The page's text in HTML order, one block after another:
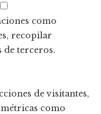
como
recopilar
terceros.
de visitantes,
como